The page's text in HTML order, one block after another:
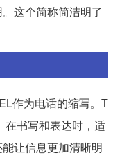
这个简称简洁明了
作为电话的缩写。T
在书写和表达时，适
让信息更加清晰明